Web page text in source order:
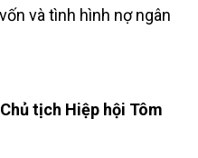
và tình hình nợ ngân
tịch Hiệp hội Tôm